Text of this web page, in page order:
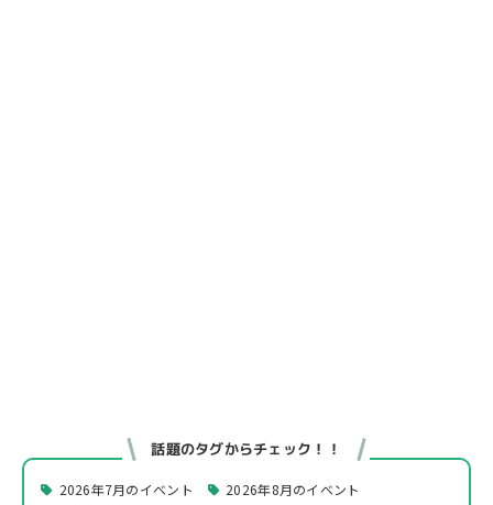
話題のタグからチェック！！
2026年7月のイベント
2026年8月のイベント